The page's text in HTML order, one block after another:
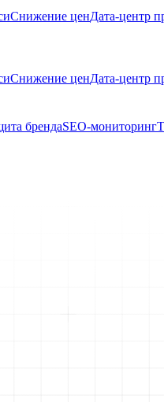
Снижение ценДата-центр
Снижение ценДата-центр
брендаSEO-мониторинг